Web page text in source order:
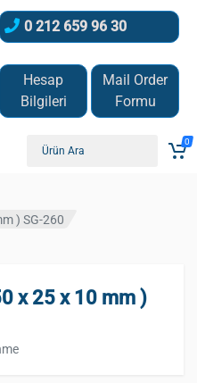
0 212 659 96 30
Hesap
Bilgileri
Mail Order
Formu
0
) SG-260
x 25 x 10 mm )